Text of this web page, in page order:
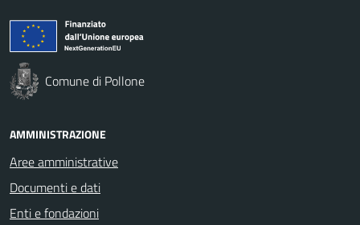
Comune di Pollone
AMMINISTRAZIONE
Aree amministrative
Documenti e dati
Enti e fondazioni